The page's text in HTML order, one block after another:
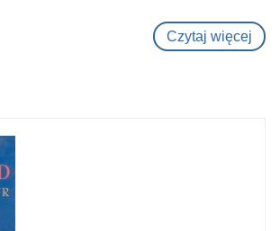
Czytaj więcej